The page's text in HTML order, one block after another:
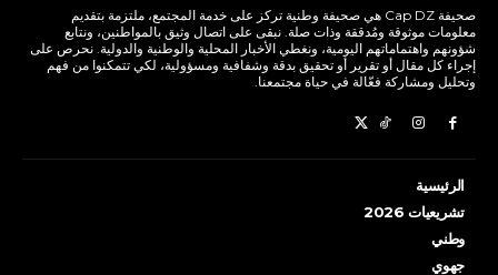
صحيفة Cap DZ هي صحيفة وطنية تركز على خدمة المجتمع، ملتزمة بتقديم
معلومات موثوقة ومُدققة وذات صلة. نبقى على اتصال وثيق بالمواطنين، ونتابع
شؤونهم واهتماماتهم اليومية، ونغطي الأخبار المحلية والوطنية والدولية. نحرص على
إجراء كل مقال أو تقرير أو تحقيق بدقة وشفافية ومسؤولية، لكي تتمكنوا من فهم
وتحليل ومشاركة فعّالة في حياة مجتمعنا.
الرئيسية
تشريعيات 2026
وطني
جهوي